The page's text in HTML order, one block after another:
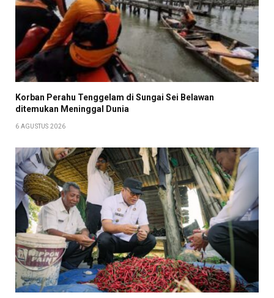
Korban Perahu Tenggelam di Sungai Sei Belawan
ditemukan Meninggal Dunia
6 AGUSTUS 2026